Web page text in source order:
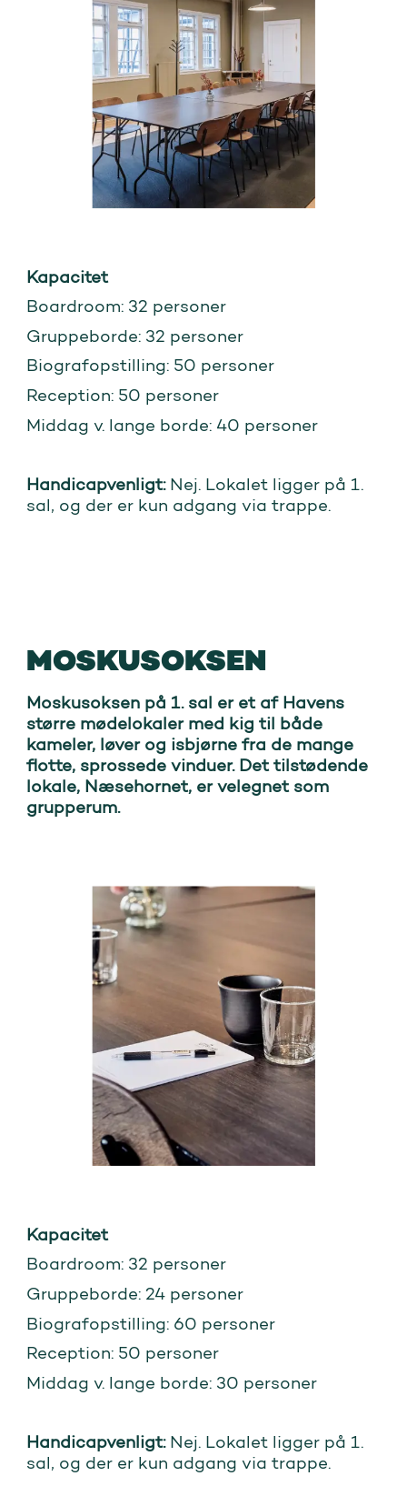
Kapacitet
Boardroom: 32 personer
Gruppeborde: 32 personer
Biografopstilling: 50 personer
Reception: 50 personer
Middag v. lange borde: 40 personer
Handicapvenligt:Nej. Lokalet ligger på 1.
sal, og der er kun adgang via trappe.
MOSKUSOKSEN
Moskusoksen på 1. sal er et af Havens
større mødelokaler med kig til både
kameler, løver og isbjørne fra de mange
flotte, sprossede vinduer. Det tilstødende
lokale, Næsehornet, er velegnet som
grupperum.
Kapacitet
Boardroom: 32 personer
Gruppeborde: 24 personer
Biografopstilling: 60 personer
Reception: 50 personer
Middag v. lange borde: 30 personer
Handicapvenligt:Nej. Lokalet ligger på 1.
sal, og der er kun adgang via trappe.